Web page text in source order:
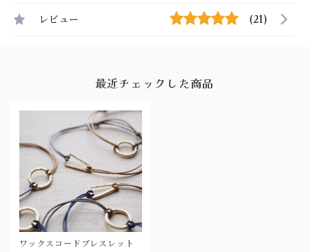
レビュー (21)
最近チェックした商品
ワックスコードブレスレット